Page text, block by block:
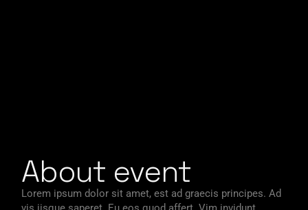
About event
Lorem ipsum dolor sit amet, est ad graecis principes. Ad